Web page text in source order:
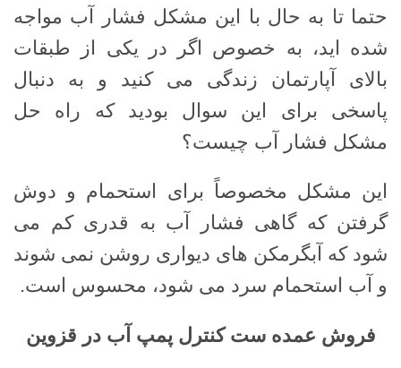
حتما تا به حال با این مشکل فشار آب مواجه
شده اید، به خصوص اگر در یکی از طبقات
بالای آپارتمان زندگی می کنید و به دنبال
پاسخی برای این سوال بودید که راه حل
مشکل فشار آب چیست؟
این مشکل مخصوصاً برای استحمام و دوش
گرفتن که گاهی فشار آب به قدری کم می
شود که آبگرمکن های دیواری روشن نمی شوند
و آب استحمام سرد می شود، محسوس است.
فروش عمده ست کنترل پمپ آب در قزوین